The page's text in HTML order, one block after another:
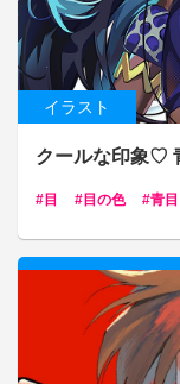
イラスト
クールな印象♡
目 目の色 青目